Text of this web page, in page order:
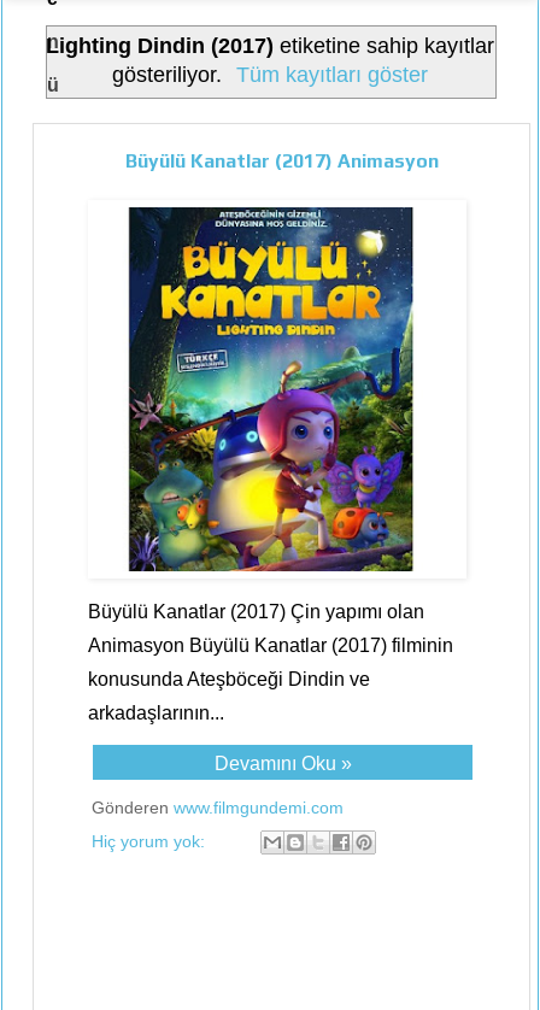
n
ü
Lighting Dindin (2017) etiketine sahip kayıtlar
gösteriliyor.
Tüm kayıtları göster
Büyülü Kanatlar (2017) Animasyon
Büyülü Kanatlar (2017) Çin yapımı olan
Animasyon Büyülü Kanatlar (2017) filminin
konusunda Ateşböceği Dindin ve
arkadaşlarının...
Devamını Oku »
Gönderen www.filmgundemi.com
Hiç yorum yok: